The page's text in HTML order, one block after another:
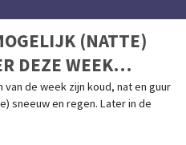
(NATTE)
DEZE WEEK
van de week zijn koud, nat en guur
sneeuw en regen. Later in de